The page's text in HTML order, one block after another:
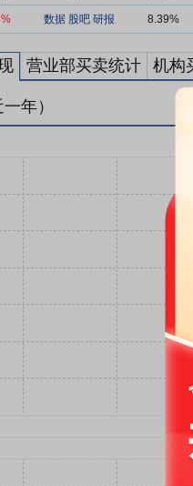
数据 股吧 研报 8.39%
营业部买卖统计 机构
年）